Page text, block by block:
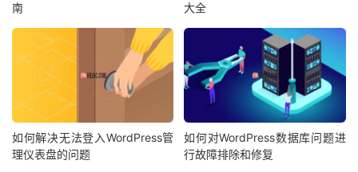
南
大全
如何解决无法登入WordPress管
理仪表盘的问题
如何对WordPress数据库问题进
行故障排除和修复